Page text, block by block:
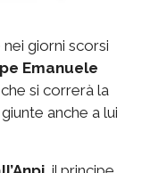
giorni scorsi
Emanuele
che si correrà la
anche a lui